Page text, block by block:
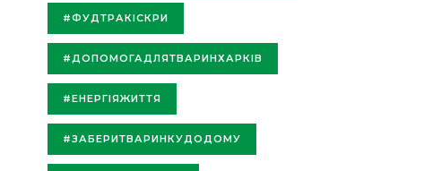
#ФУДТРАКІСКРИ
#ДОПОМОГАДЛЯТВАРИНХАРКІВ
#ЕНЕРГІЯЖИТТЯ
#ЗАБЕРИТВАРИНКУДОДОМУ